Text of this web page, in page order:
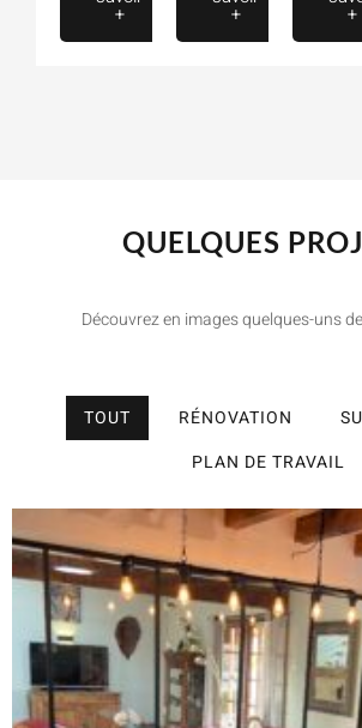
+ + +
QUELQUES
Découvrez en images quelques-uns
TOUT RÉNOVATION
PLAN DE TRAVAIL